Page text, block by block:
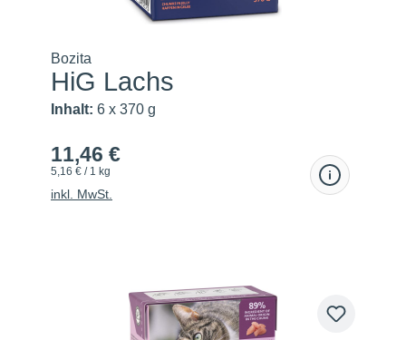
Bozita
HiG Lachs
Inhalt: 6 x 370 g
11,46 €
5,16 € / 1 kg
inkl. MwSt.